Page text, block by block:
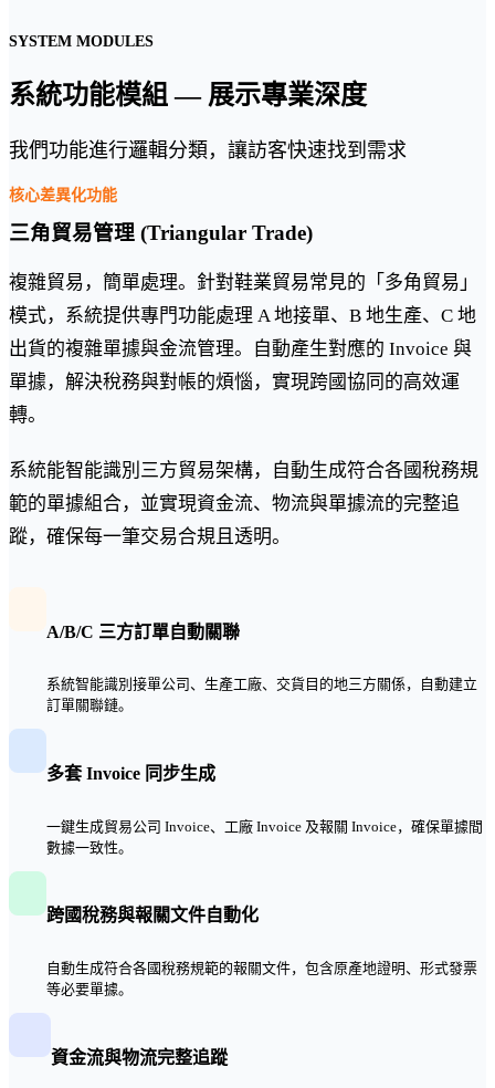
SYSTEM MODULES
系統功能模組 — 展示專業深度
我們功能進行邏輯分類，讓訪客快速找到需求
核心差異化功能
三角貿易管理 (Triangular Trade)
複雜貿易，簡單處理。針對鞋業貿易常見的「多角貿易」
模式，系統提供專門功能處理 A 地接單、B 地生產、C 地
出貨的複雜單據與金流管理。自動產生對應的 Invoice 與
單據，解決稅務與對帳的煩惱，實現跨國協同的高效運
轉。
系統能智能識別三方貿易架構，自動生成符合各國稅務規
範的單據組合，並實現資金流、物流與單據流的完整追
蹤，確保每一筆交易合規且透明。
A/B/C 三方訂單自動關聯
系統智能識別接單公司、生產工廠、交貨目的地三方關係，自動建立
訂單關聯鏈。
多套 Invoice 同步生成
一鍵生成貿易公司 Invoice、工廠 Invoice 及報關 Invoice，確保單據間
數據一致性。
跨國稅務與報關文件自動化
自動生成符合各國稅務規範的報關文件，包含原產地證明、形式發票
等必要單據。
資金流與物流完整追蹤